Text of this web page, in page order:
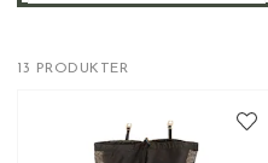
13 PRODUKTER